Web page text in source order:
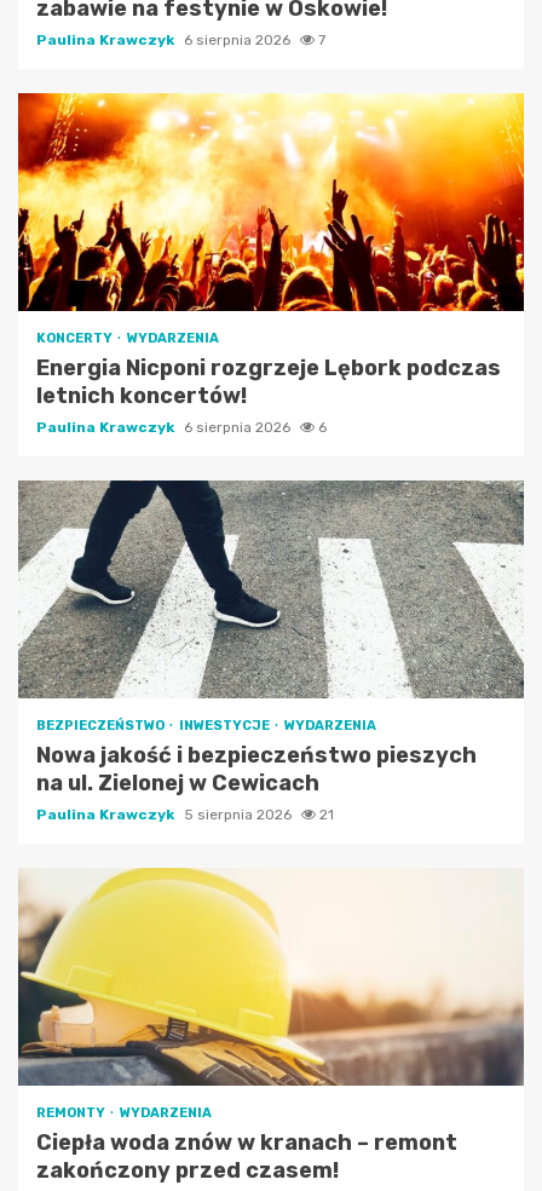
zabawie na festynie w Oskowie!
Paulina Krawczyk 6 sierpnia 2026 7
KONCERTY WYDARZENIA
Energia Nicponi rozgrzeje Lębork podczas
letnich koncertów!
Paulina Krawczyk 6 sierpnia 2026 6
BEZPIECZEŃSTWO INWESTYCJE WYDARZENIA
Nowa jakość i bezpieczeństwo pieszych
na ul. Zielonej w Cewicach
Paulina Krawczyk 5 sierpnia 2026 21
REMONTY WYDARZENIA
Ciepła woda znów w kranach – remont
zakończony przed czasem!